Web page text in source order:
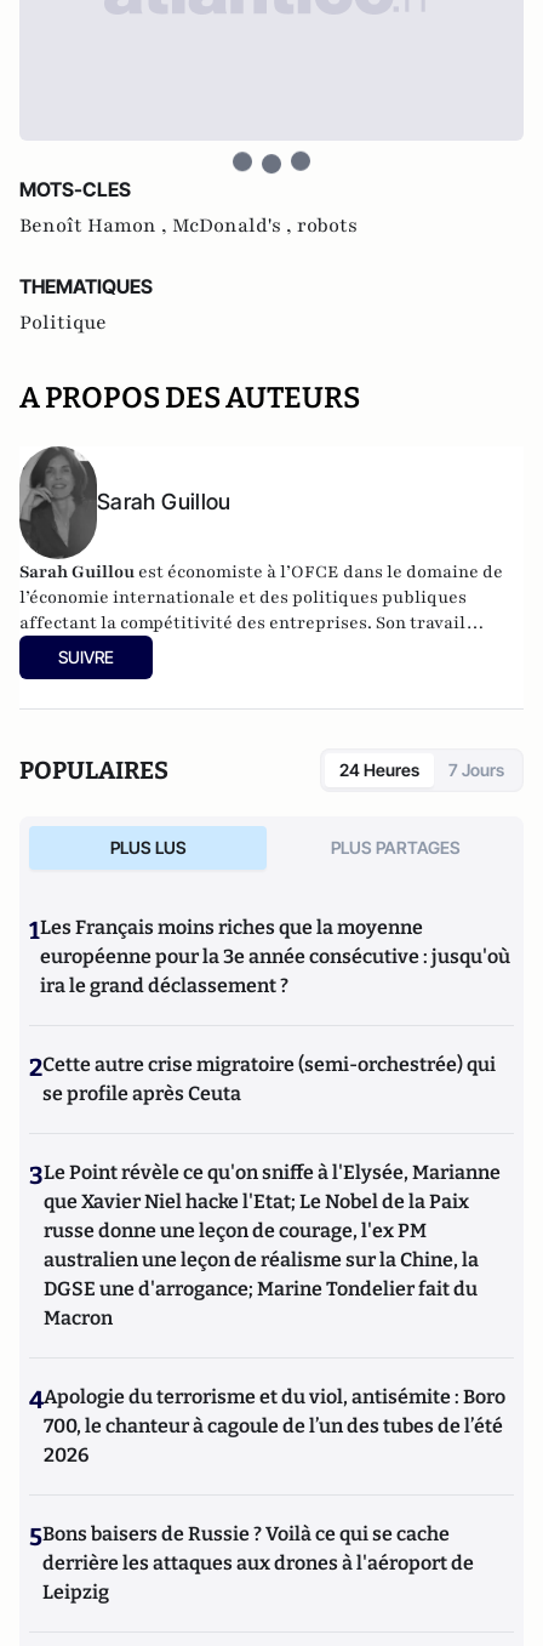
MOTS-CLES
Benoît Hamon , McDonald's , robots
THEMATIQUES
Politique
A PROPOS DES AUTEURS
Sarah Guillou
Sarah Guillou est économiste à l’OFCE dans le domaine de
l’économie internationale et des politiques publiques
affectant la compétitivité des entreprises. Son travail
mobilise l’exploitation statistique de bases de données
d’entreprises et de salariés ainsi que les données de
SUIVRE
POPULAIRES 24 Heures 7 Jours
PLUS LUS PLUS PARTAGES
1Les Français moins riches que la moyenne
européenne pour la 3e année consécutive : jusqu'où
ira le grand déclassement ?
2Cette autre crise migratoire (semi-orchestrée) qui
se profile après Ceuta
3Le Point révèle ce qu'on sniffe à l'Elysée, Marianne
que Xavier Niel hacke l'Etat; Le Nobel de la Paix
russe donne une leçon de courage, l'ex PM
australien une leçon de réalisme sur la Chine, la
DGSE une d'arrogance; Marine Tondelier fait du
Macron
4Apologie du terrorisme et du viol, antisémite : Boro
700, le chanteur à cagoule de l’un des tubes de l’été
2026
5Bons baisers de Russie ? Voilà ce qui se cache
derrière les attaques aux drones à l'aéroport de
Leipzig